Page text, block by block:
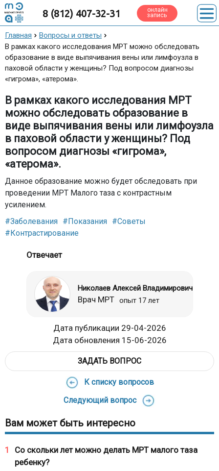
8 (812) 407-32-31 онлайн
запись
Главная
Вопросы и ответы
В рамках какого исследования МРТ можно обследовать
образование в виде выпячивания вены или лимфоузла в
паховой области у женщины? Под вопросом диагнозы
«гигрома», «атерома».
В рамках какого исследования МРТ
можно обследовать образование в
виде выпячивания вены или лимфоузла
в паховой области у женщины? Под
вопросом диагнозы «гигрома»,
«атерома».
Данное образование можно будет обследовать при
проведении МРТ Малого таза с контрастным
усилением.
#Заболевания #Показания #Советы
#Контрастирование
Отвечает
Николаев Алексей Владимирович
Врач МРТ опыт 17 лет
Дата публикации 29-04-2026
Дата обновления 15-06-2026
ЗАДАТЬ ВОПРОС
К списку вопросов
Следующий вопрос
Вам может быть интересно
1
Со скольки лет можно делать МРТ малого таза
ребенку?